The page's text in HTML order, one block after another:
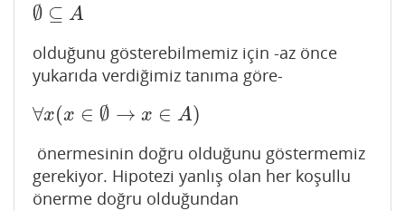
∅ ⊆ A
∅⊆ A
olduğunu gösterebilmemiz için -az önce
yukarıda verdiğimiz tanıma göre-
∀x(x ∈ ∅ → x ∈ A)
∀x (x∈∅→ x∈ A)
önermesinin doğru olduğunu göstermemiz
gerekiyor. Hipotezi yanlış olan her koşullu
önerme doğru olduğundan